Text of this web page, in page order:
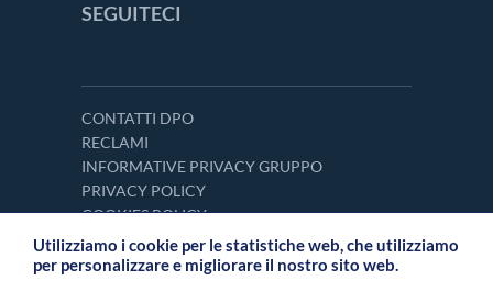
SEGUITECI
CONTATTI DPO
RECLAMI
INFORMATIVE PRIVACY GRUPPO
PRIVACY POLICY
COOKIES POLICY
Utilizziamo i cookie per le statistiche web, che utilizziamo
per personalizzare e migliorare il nostro sito web.